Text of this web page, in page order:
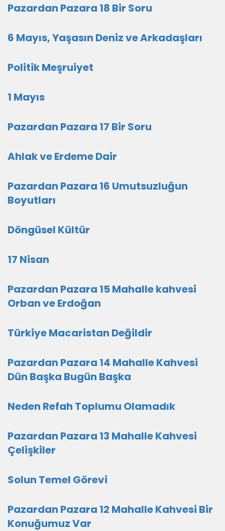
Pazardan Pazara 18 Bir Soru
6 Mayıs, Yaşasın Deniz ve Arkadaşları
Politik Meşruiyet
1 Mayıs
Pazardan Pazara 17 Bir Soru
Ahlak ve Erdeme Dair
Pazardan Pazara 16 Umutsuzluğun
Boyutları
Döngüsel Kültür
17 Nisan
Pazardan Pazara 15 Mahalle kahvesi
Orban ve Erdoğan
Türkiye Macaristan Değildir
Pazardan Pazara 14 Mahalle Kahvesi
Dün Başka Bugün Başka
Neden Refah Toplumu Olamadık
Pazardan Pazara 13 Mahalle Kahvesi
Çelişkiler
Solun Temel Görevi
Pazardan Pazara 12 Mahalle Kahvesi Bir
Konuğumuz Var